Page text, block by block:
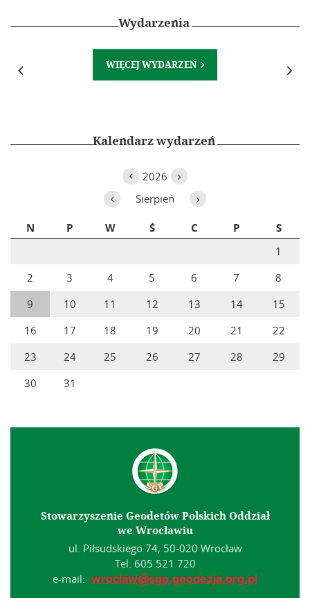
Wydarzenia
 
WIĘCEJ WYDARZEŃ 
Kalendarz wydarzeń
 2026 
 Sierpień 
N P W Ś C P
S
1
2
3 4 5 6 7
8
9
10 11 12 13 14
15
16
17 18 19 20 21
22
23
24 25 26 27 28
29
30
31
Stowarzyszenie Geodetów Polskich Oddział
we Wrocławiu
ul. Piłsudskiego 74, 50-020 Wrocław
Tel. 605 521 720
e-mail: wroclaw@sgp.geodezja.org.pl